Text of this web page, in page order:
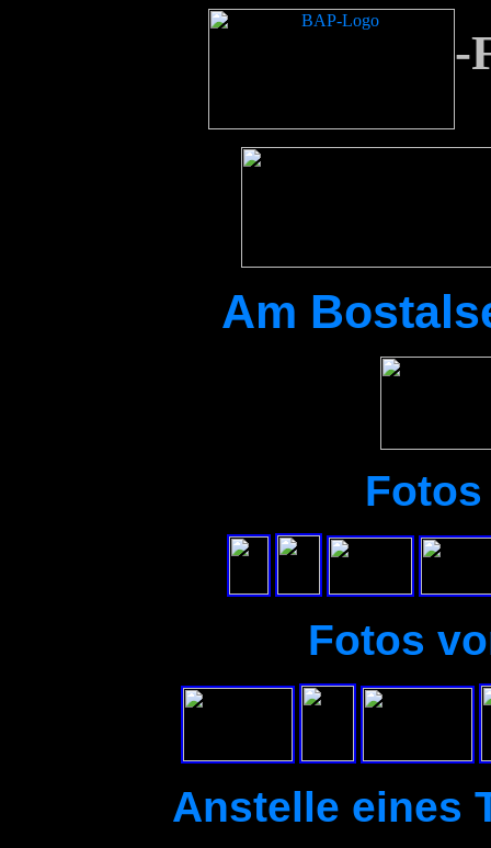
-
Am
Fotos
Anstelle eines